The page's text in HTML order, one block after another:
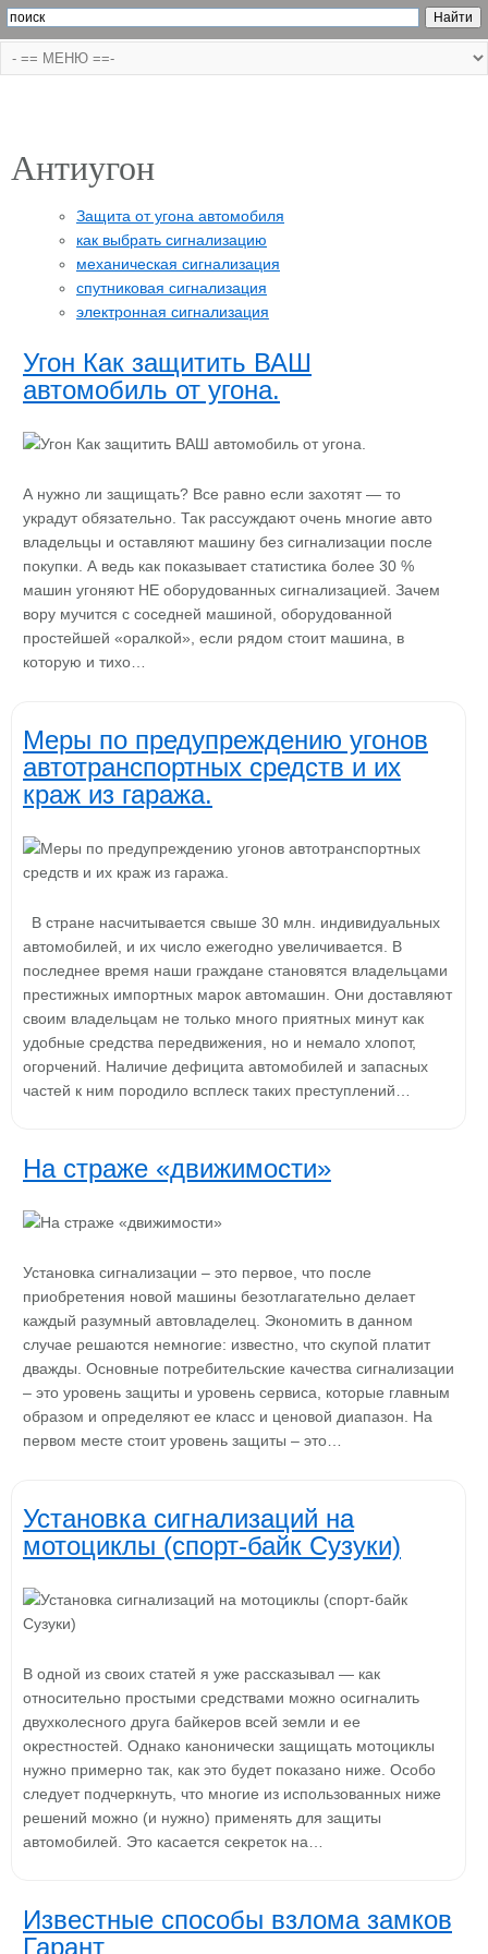
Антиугон
Защита от угона автомобиля
как выбрать сигнализацию
механическая сигнализация
спутниковая сигнализация
электронная сигнализация
Угон Как защитить ВАШ
автомобиль от угона.
А нужно ли защищать? Все равно если захотят — то
украдут обязательно. Так рассуждают очень многие авто
владельцы и оставляют машину без сигнализации после
покупки. А ведь как показывает статистика более 30 %
машин угоняют НЕ оборудованных сигнализацией. Зачем
вору мучится с соседней машиной, оборудованной
простейшей «оралкой», если рядом стоит машина, в
которую и тихо…
Меры по предупреждению угонов
автотранспортных средств и их
краж из гаража.
В стране насчитывается свыше 30 млн. индивидуальных
автомобилей, и их число ежегодно увеличивается. В
последнее время наши граждане становятся владельцами
престижных импортных марок автомашин. Они доставляют
своим владельцам не только много приятных минут как
удобные средства передвижения, но и немало хлопот,
огорчений. Наличие дефицита автомобилей и запасных
частей к ним породило всплеск таких преступлений…
На страже «движимости»
Установка сигнализации – это первое, что после
приобретения новой машины безотлагательно делает
каждый разумный автовладелец. Экономить в данном
случае решаются немногие: известно, что скупой платит
дважды. Oсновные потребительские качества сигнализации
– это уровень защиты и уровень сервиса, которые главным
образом и определяют ее класс и ценовой диапазон. На
первом месте стоит уровень защиты – это…
Установка сигнализаций на
мотоциклы (спорт-байк Сузуки)
В одной из своих статей я уже рассказывал — как
относительно простыми средствами можно осигналить
двухколесного друга байкеров всей земли и ее
окрестностей. Однако канонически защищать мотоциклы
нужно примерно так, как это будет показано ниже. Особо
следует подчеркнуть, что многие из использованных ниже
решений можно (и нужно) применять для защиты
автомобилей. Это касается секреток на…
Известные способы взлома замков
Гарант